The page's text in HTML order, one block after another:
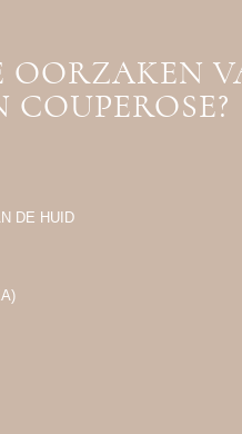
OORZAKEN
COUPEROSE?
DE HUID